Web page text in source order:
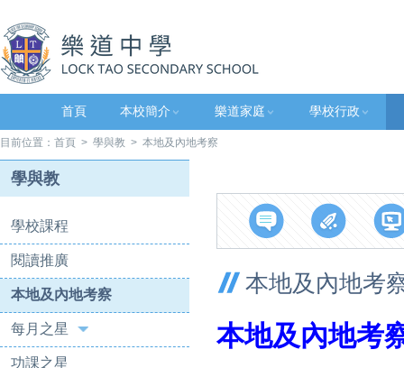
首頁 本校簡介 樂道家庭 學校行政
目前位置： 首頁 > 學與教 > 本地及內地考察
學與教
學校課程
閱讀推廣
本地及內地考察
每月之星
功課之星
本地及內地考
本地及內地考